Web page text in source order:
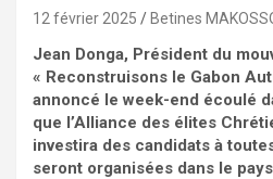
12 février 2025 Betines
Jean Donga, Président du
« Reconstruisons le Gabon
annoncé le week-end écoulé
que l’Alliance des élites
investira des candidats à
seront organisées dans le